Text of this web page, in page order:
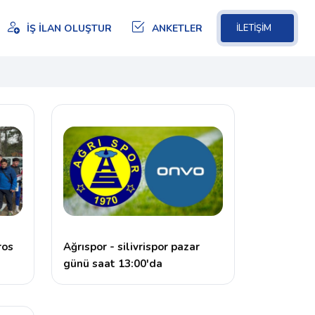
İŞ İLAN OLUŞTUR ANKETLER İLETİŞİM
Ağrıspor - silivrispor pazar
günü saat 13:00'da